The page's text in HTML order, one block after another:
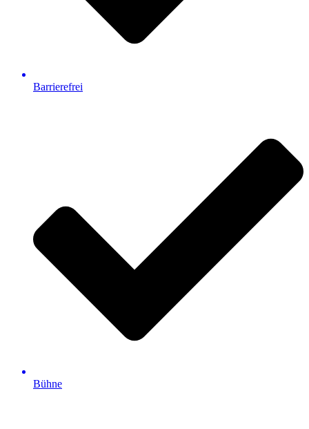
Barrierefrei
Bühne